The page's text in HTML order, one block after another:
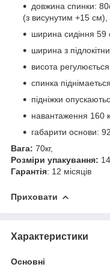
довжина спинки:
(з висунутим +15 см),
ширина сидіння 59
ширина з
висота
спинка
підніжки
навантаження 160
габарити основи:
Вага: 70кг,
Розміри упакування:
Гарантія: 12 місяців
Приховати
Характеристики
Основні